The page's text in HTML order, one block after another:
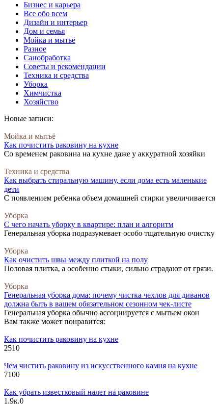
Бизнес и карьера
Все обо всем
Дизайн и интерьер
Дом и семья
Мойка и мытьё
Разное
Санобработка
Советы и рекомендации
Техника и средства
Уборка
Химчистка
Хозяйство
Новые записи:
Мойка и мытьё
Как почистить раковину на кухне
Со временем раковина на кухне даже у аккуратной хозяйки
Техника и средства
Как выбрать стиральную машину, если дома есть маленькие
дети
С появлением ребенка объем домашней стирки увеличивается
Уборка
С чего начать уборку в квартире: план и алгоритм
Генеральная уборка подразумевает особо тщательную очистку
Уборка
Как очистить швы между плиткой на полу
Половая плитка, а особенно стыки, сильно страдают от грязи.
Уборка
Генеральная уборка дома: почему чистка чехлов для диванов
должна быть в вашем обязательном сезонном чек-листе
Генеральная уборка обычно ассоциируется с мытьем окон
Вам также может понравится:
Как почистить раковину на кухне
2510
Чем чистить раковину из искусственного камня на кухне
7100
Как убрать известковый налет на раковине
1.9к.0